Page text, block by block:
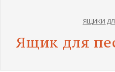
ЯЩИКИ
Ящик для